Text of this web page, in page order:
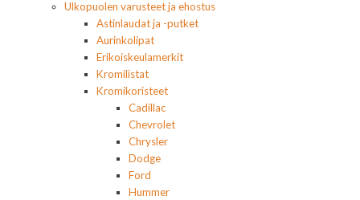
Ulkopuolen varusteet ja ehostus
Astinlaudat ja -putket
Aurinkolipat
Erikoiskeulamerkit
Kromilistat
Kromikoristeet
Cadillac
Chevrolet
Chrysler
Dodge
Ford
Hummer